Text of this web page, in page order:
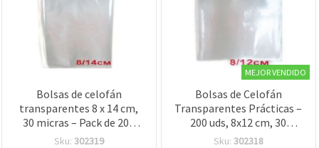
Bolsas de celofán
transparentes 8 x 14 cm,
30 micras – Pack de 200
uds
Sku: 302319
MEJOR VENDIDO
Bolsas de Celofán
Transparentes Prácticas –
200 uds, 8x12 cm, 30
micras – Perfectas para
Sku: 302318